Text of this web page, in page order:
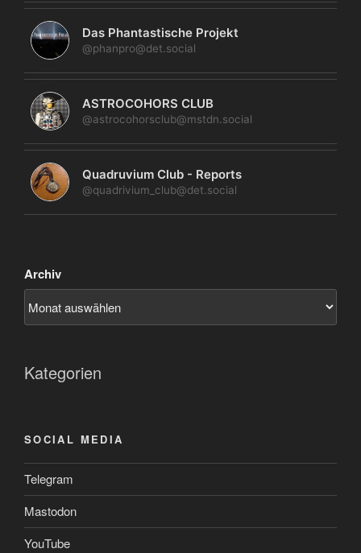
Das Phantastische Projekt
@phanpro@det.social
ASTROCOHORS CLUB
@astrocohorsclub@mstdn.social
Quadruvium Club - Reports
@quadrivium_club@det.social
Archiv
Kategorien
SOCIAL MEDIA
Telegram
Mastodon
YouTube